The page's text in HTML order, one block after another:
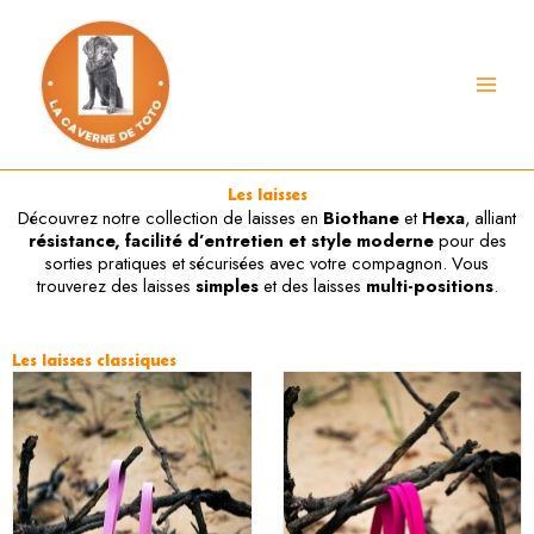
contenu
Les laisses
Découvrez notre collection de laisses en Biothaneet Hexa, alliant
résistance, facilité d’entretien et style modernepour des
sorties pratiques et sécurisées avec votre compagnon. Vous
trouverez des laisses simpleset des laisses multi-positions.
Plage
de
15,00 €
à
25,00 €
Ce
produit
a
plusieurs
variations.
Les
de
à
Ce
produit
a
plusieurs
variations.
Les
Les laisses classiques